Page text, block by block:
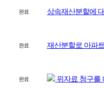
완료 상속재산분할에
완료 재산분할로 아파
완료 위자료 청구를